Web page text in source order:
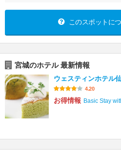
このスポットに
宮城のホテル 最新情報
ウェスティンホテル
4.20
お得情報 Basic Stay